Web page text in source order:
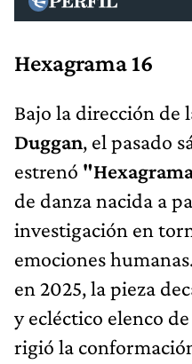
Hexagrama 16
Bajo la dirección de
Duggan, el pasado
estrenó
de danza nacida a
investigación en
emociones
en 2025, la pieza
y ecléctico elenco
rigió la